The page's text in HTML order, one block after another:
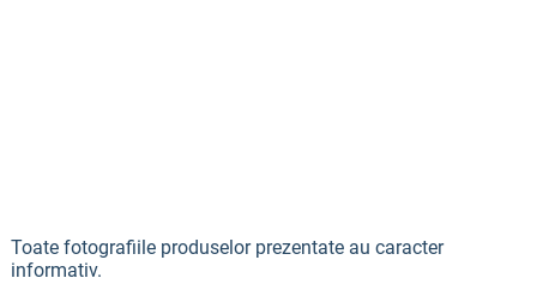
Toate fotografiile produselor prezentate au caracter
informativ.